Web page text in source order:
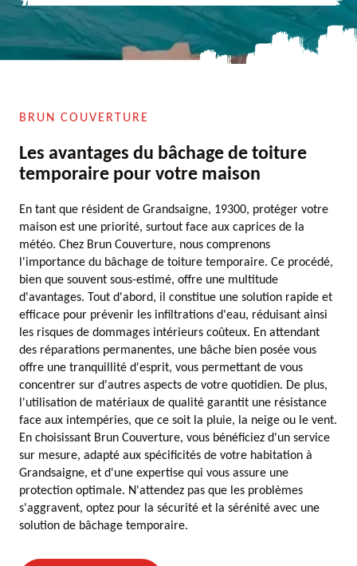
BRUN COUVERTURE
Les avantages du bâchage de toiture
temporaire pour votre maison
En tant que résident de Grandsaigne, 19300, protéger votre
maison est une priorité, surtout face aux caprices de la
météo. Chez Brun Couverture, nous comprenons
l'importance du bâchage de toiture temporaire. Ce procédé,
bien que souvent sous-estimé, offre une multitude
d'avantages. Tout d'abord, il constitue une solution rapide et
efficace pour prévenir les infiltrations d'eau, réduisant ainsi
les risques de dommages intérieurs coûteux. En attendant
des réparations permanentes, une bâche bien posée vous
offre une tranquillité d'esprit, vous permettant de vous
concentrer sur d'autres aspects de votre quotidien. De plus,
l'utilisation de matériaux de qualité garantit une résistance
face aux intempéries, que ce soit la pluie, la neige ou le vent.
En choisissant Brun Couverture, vous bénéficiez d'un service
sur mesure, adapté aux spécificités de votre habitation à
Grandsaigne, et d'une expertise qui vous assure une
protection optimale. N'attendez pas que les problèmes
s'aggravent, optez pour la sécurité et la sérénité avec une
solution de bâchage temporaire.